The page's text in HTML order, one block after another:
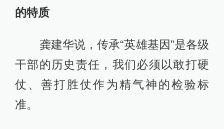
的特质
龚建华说，传承“英雄基因”是各级
干部的历史责任，我们必须以敢打硬
仗、善打胜仗作为精气神的检验标
准。